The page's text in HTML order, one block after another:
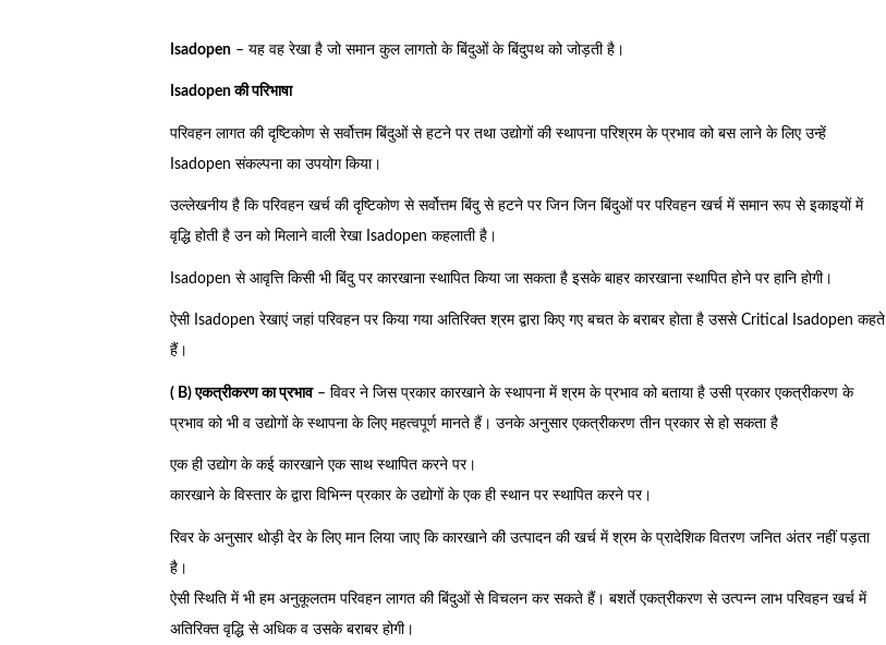
Isadopen– यह वह रेखा है जो समान कुल लागतो के बिंदुओं के बिंदुपथ को जोड़ती है।
Isadopen की परिभाषा
परिवहन लागत की दृष्टिकोण से सर्वोत्तम बिंदुओं से हटने पर तथा उद्योगों की स्थापना परिश्रम के प्रभाव को बस लाने के लिए उन्हें
Isadopen संकल्पना का उपयोग किया।
उल्लेखनीय है कि परिवहन खर्च की दृष्टिकोण से सर्वोत्तम बिंदु से हटने पर जिन जिन बिंदुओं पर परिवहन खर्च में समान रूप से इकाइयों में
वृद्धि होती है उन को मिलाने वाली रेखा Isadopen कहलाती है।
Isadopen से आवृत्ति किसी भी बिंदु पर कारखाना स्थापित किया जा सकता है इसके बाहर कारखाना स्थापित होने पर हानि होगी।
ऐसी Isadopen रेखाएं जहां परिवहन पर किया गया अतिरिक्त श्रम द्वारा किए गए बचत के बराबर होता है उससे Critical Isadopen कहते
हैं।
( B) एकत्रीकरण का प्रभाव– विवर ने जिस प्रकार कारखाने के स्थापना में श्रम के प्रभाव को बताया है उसी प्रकार एकत्रीकरण के
प्रभाव को भी व उद्योगों के स्थापना के लिए महत्वपूर्ण मानते हैं। उनके अनुसार एकत्रीकरण तीन प्रकार से हो सकता है
एक ही उद्योग के कई कारखाने एक साथ स्थापित करने पर।
कारखाने के विस्तार के द्वारा विभिन्न प्रकार के उद्योगों के एक ही स्थान पर स्थापित करने पर।
रिवर के अनुसार थोड़ी देर के लिए मान लिया जाए कि कारखाने की उत्पादन की खर्च में श्रम के प्रादेशिक वितरण जनित अंतर नहीं पड़ता
है।
ऐसी स्थिति में भी हम अनुकूलतम परिवहन लागत की बिंदुओं से विचलन कर सकते हैं। बशर्ते एकत्रीकरण से उत्पन्न लाभ परिवहन खर्च में
अतिरिक्त वृद्धि से अधिक व उसके बराबर होगी।